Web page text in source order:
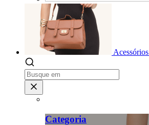
Acessórios
Categoria